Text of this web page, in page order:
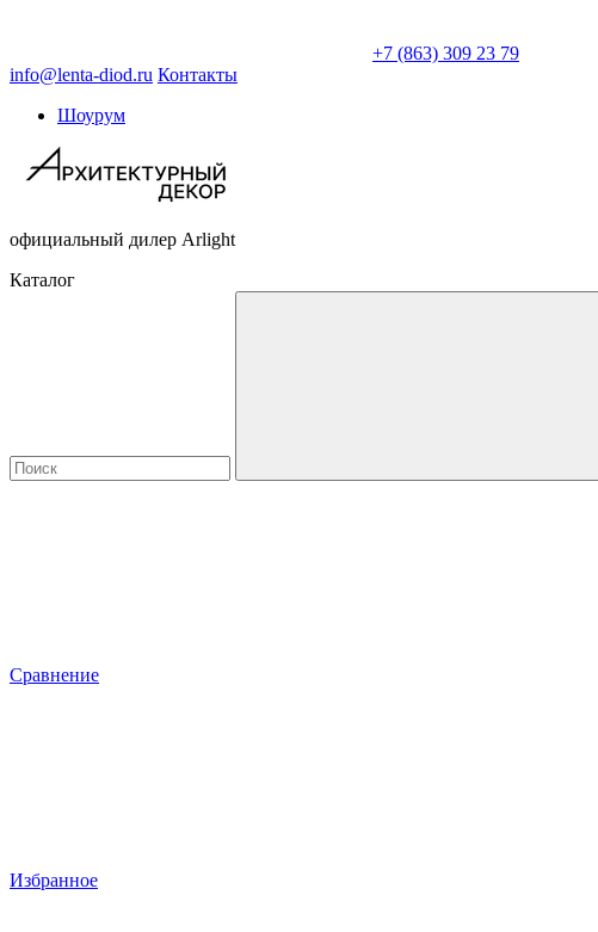
+7 (863) 309 23 79
info@lenta-diod.ru Контакты
Шоурум
официальный дилер Arlight
Каталог
Сравнение
Избранное